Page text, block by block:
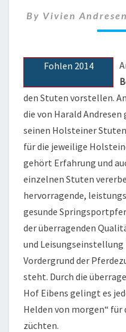
By Vivien Andresen
Fohlen 2014
den Stuten vorstellen.
die von Harald
seinen Holsteiner
für die jeweilige
gehört Erfahrung und
einzelnen Stuten
hervorragende,
gesunde
der überragenden
und
Vordergrund der
steht. Durch die
Hof Eibens gelingt es
Helden von morgen“
züchten.